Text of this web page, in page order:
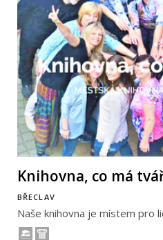
Knihovna, co má
BŘECLAV
Naše knihovna je místem pro